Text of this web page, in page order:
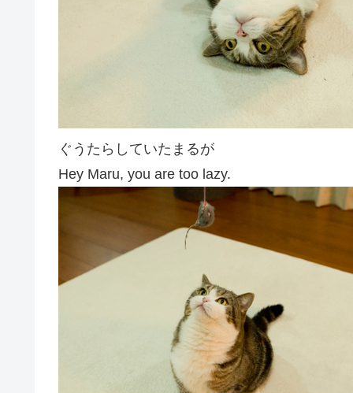
ぐうたらしていたまるが
Hey Maru, you are too lazy.